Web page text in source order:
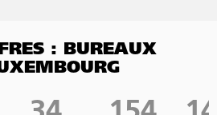
: BUREAUX